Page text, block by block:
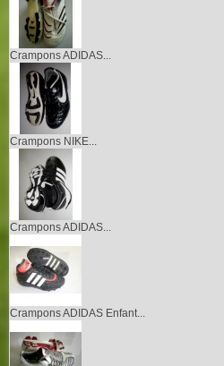
Crampons ADIDAS...
Crampons NIKE...
Crampons ADIDAS...
Crampons ADIDAS Enfant...